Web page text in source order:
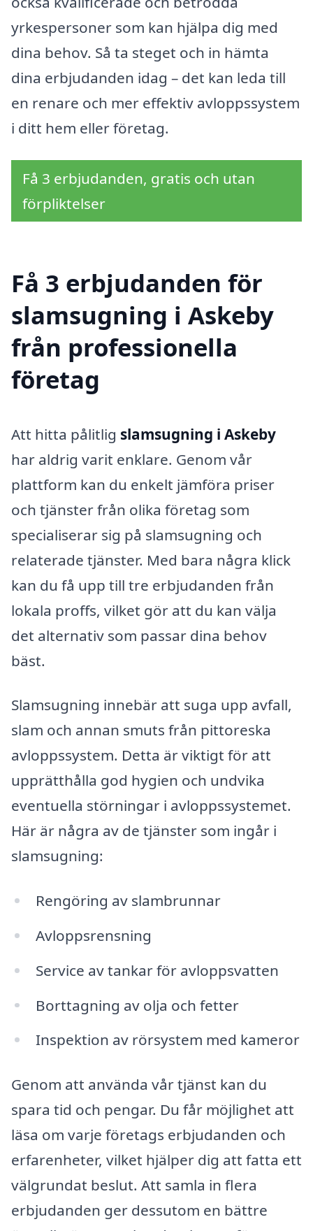
yrkespersoner som kan hjälpa dig med
dina behov. Så ta steget och in hämta
dina erbjudanden idag – det kan leda till
en renare och mer effektiv avloppssystem
i ditt hem eller företag.
Få 3 erbjudanden, gratis och utan
förpliktelser
Få 3 erbjudanden för
slamsugning i Askeby
från professionella
företag
Att hitta pålitlig slamsugning i Askeby
har aldrig varit enklare. Genom vår
plattform kan du enkelt jämföra priser
och tjänster från olika företag som
specialiserar sig på slamsugning och
relaterade tjänster. Med bara några klick
kan du få upp till tre erbjudanden från
lokala proffs, vilket gör att du kan välja
det alternativ som passar dina behov
bäst.
Slamsugning innebär att suga upp avfall,
slam och annan smuts från pittoreska
avloppssystem. Detta är viktigt för att
upprätthålla god hygien och undvika
eventuella störningar i avloppssystemet.
Här är några av de tjänster som ingår i
slamsugning:
Rengöring av slambrunnar
Avloppsrensning
Service av tankar för avloppsvatten
Borttagning av olja och fetter
Inspektion av rörsystem med kameror
Genom att använda vår tjänst kan du
spara tid och pengar. Du får möjlighet att
läsa om varje företags erbjudanden och
erfarenheter, vilket hjälper dig att fatta ett
välgrundat beslut. Att samla in flera
erbjudanden ger dessutom en bättre